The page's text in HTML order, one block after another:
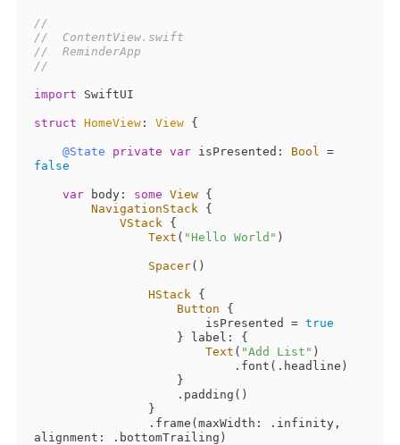
//
//  ContentView.swift
//  ReminderApp
//
import SwiftUI
struct HomeView : View {
@State private var isPresented: Bool =
false
var body: some View {
NavigationStack {
VStack {
Text ( "Hello World" )
Spacer()
HStack {
Button {
                        isPresented
= true
Text ( "Add List" )
alignment: .bottomTrailing)